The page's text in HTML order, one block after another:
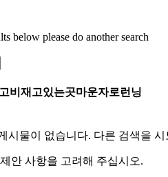
below please do another search
비재고있는곳마운자로런닝
시물이 없습니다. 다른 검색을
안 사항을 고려해 주십시오.